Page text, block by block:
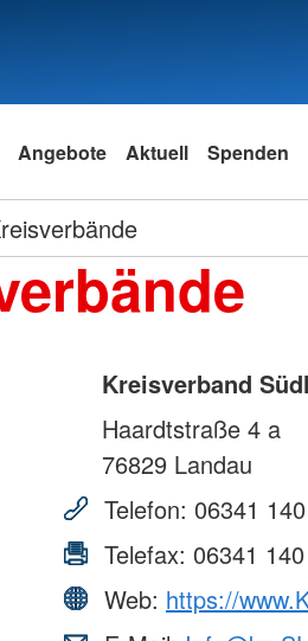
Angebote Aktuell Spenden
Kreisverband
Haardtstraße 4 a
76829 Landau
Telefon: 06341
Telefax: 06341
Web: https://